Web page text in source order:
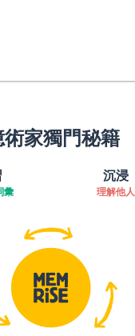
家獨門秘籍
彙
沉浸
理解他人